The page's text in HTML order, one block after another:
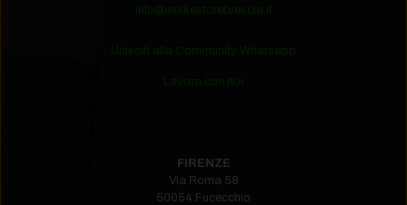
info@ebikestorebrescia.it
Unisciti alla Community Whatsapp
Lavora con noi
FIRENZE
Via Roma 58
50054 Fucecchio